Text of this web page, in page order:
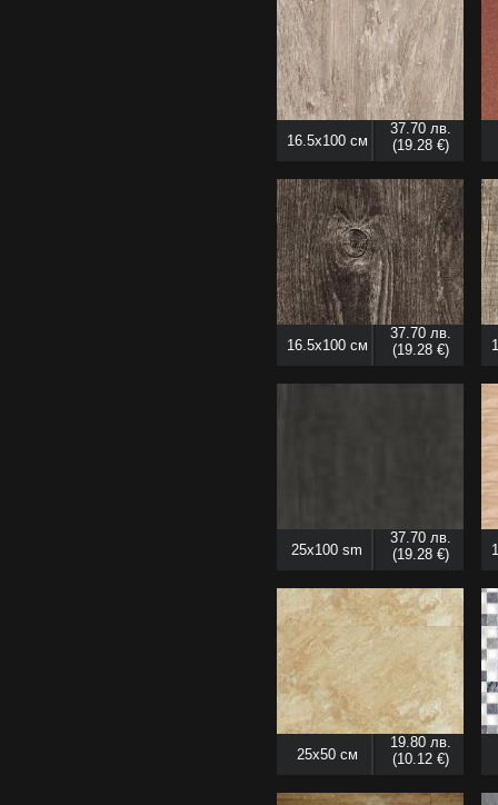
16.5x100 см
37.70 лв.
(19.28 €)
16.5x100 см
37.70 лв.
(19.28 €)
25x100 sm
37.70 лв.
(19.28 €)
25x50 см
19.80 лв.
(10.12 €)